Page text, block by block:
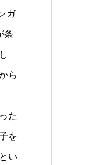
ガ
条
ら
た
を
い